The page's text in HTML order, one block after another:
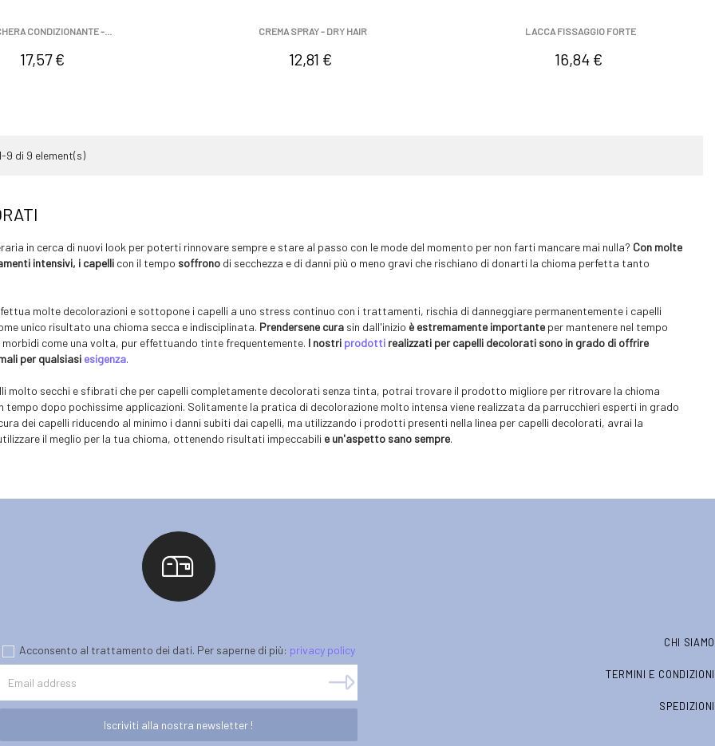
CONDIZIONANTE -...
Prezzo
17,57 €
CREMA SPRAY - DRY HAIR
Prezzo
12,81 €
LACCA FISSAGGIO FORTE
Prezzo
16,84 €
9 di 9 element(s)
in cerca di nuovi look per poterti rinnovare sempre e stare al passo con le mode del momento per non farti mancare mai nulla? Con molte
intensivi, i capelli con il tempo soffrono di secchezza e di danni più o meno gravi che rischiano di donarti la chioma perfetta tanto
molte decolorazioni e sottopone i capelli a uno stress continuo con i trattamenti, rischia di danneggiare permanentemente i capelli
unico risultato una chioma secca e indisciplinata. Prendersene cura sin dall'inizio è estremamente importante per mantenere nel tempo
morbidi come una volta, pur effettuando tinte frequentemente. I nostri prodotti realizzati per capelli decolorati sono in grado di offrire
per qualsiasi esigenza.
molto secchi e sfibrati che per capelli completamente decolorati senza tinta, potrai trovare il prodotto migliore per ritrovare la chioma
tempo dopo pochissime applicazioni. Solitamente la pratica di decolorazione molto intensa viene realizzata da parrucchieri esperti in grado
dei capelli riducendo al minimo i danni subiti dai capelli, ma utilizzando i prodotti presenti nella linea per capelli decolorati, avrai la
il meglio per la tua chioma, ottenendo risultati impeccabili e un'aspetto sano sempre.
Acconsento al trattamento dei dati. Per saperne di più: privacy policy
Iscriviti alla nostra newsletter !
CHI SIAMO
TERMINI E CONDIZIONI
SPEDIZIONI